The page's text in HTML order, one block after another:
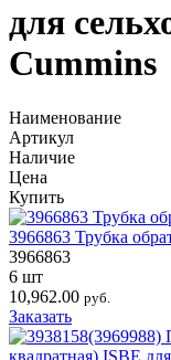
для
Cummins
Наименование
Артикул
Наличие
Цена
Купить
3966863 Трубка
3966863
6 шт
10,962.00 руб.
Заказать